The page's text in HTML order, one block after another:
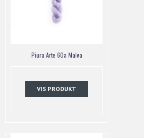
Piura Arte 60a Malva
VIS PRODUKT